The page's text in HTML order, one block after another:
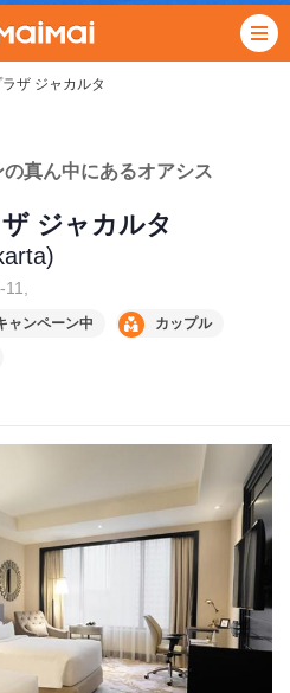
ザ ジャカルタ
真ん中にあるオアシス
ジャカルタ
ャンペーン中 カップル